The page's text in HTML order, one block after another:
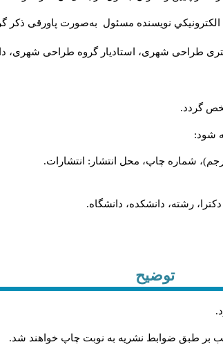
نويسنده مسئول به‌صورت پاورقی ذکر
طراحی شهری، استادیار گروه طراحی شهری،
گردد.
شود:
شماره چاپ، محل انتشار: انتشارات.
رشته، دانشکده، دانشگاه.
توضیح
.
بر طبق ضوابط نشريه به نوبت چاپ خواهند شد.